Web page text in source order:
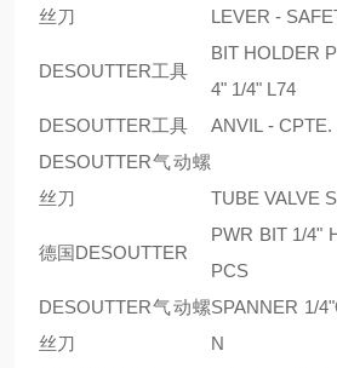
丝刀 LEVER -
DESOUTTER工具
BIT HOLDER
4" 1/4" L74
DESOUTTER工具
ANVIL - CPTE.
DESOUTTER气动螺
丝刀
TUBE VALVE
德国DESOUTTER
PWR BIT 1/4"
PCS
DESOUTTER气动螺
丝刀
SPANNER 1/
N